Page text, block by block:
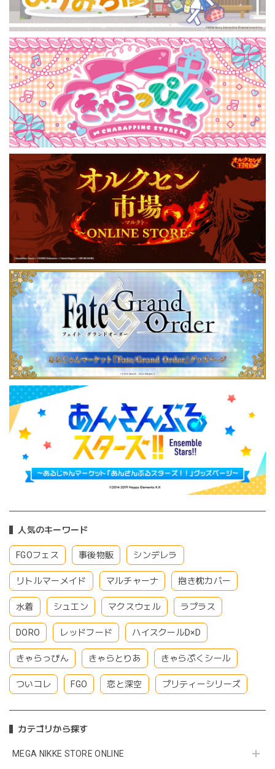
人気のキーワード
FGOフェス 事後物販 シンデレラ
リトルマーメイド マルチャーナ 抱き枕カバー
水着 シュエン マクスウェル ラプラス
DORO レッドフード ハイスクールD×D
きゃらっぴん きゃらとりあ きゃらぷくシール
ついコレ FGO 恋と深空 プリティーシリーズ
カテゴリから探す
MEGA NIKKE STORE ONLINE